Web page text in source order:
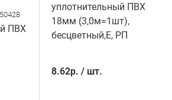
50428
ПВХ
уплотнительный ПВХ
18мм (3,0м=1шт),
бесцветный,E, РП
8.62р. / шт.